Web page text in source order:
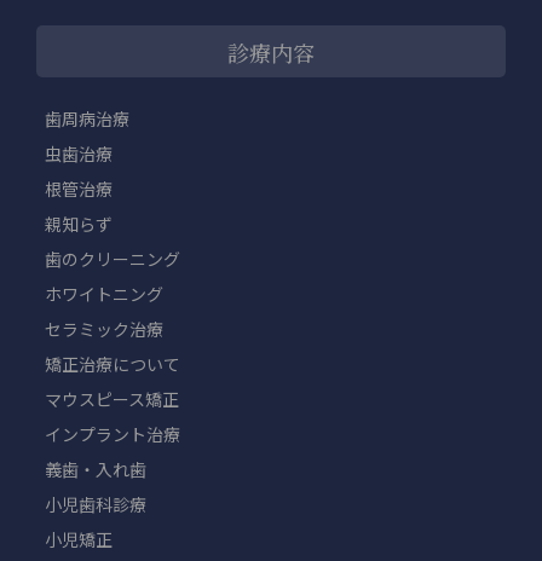
診療内容
歯周病治療
虫歯治療
根管治療
親知らず
歯のクリーニング
ホワイトニング
セラミック治療
矯正治療について
マウスピース矯正
インプラント治療
義歯・入れ歯
小児歯科診療
小児矯正